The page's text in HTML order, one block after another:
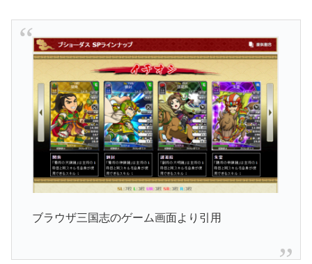
ブラウザ三国志のゲーム画面より引用